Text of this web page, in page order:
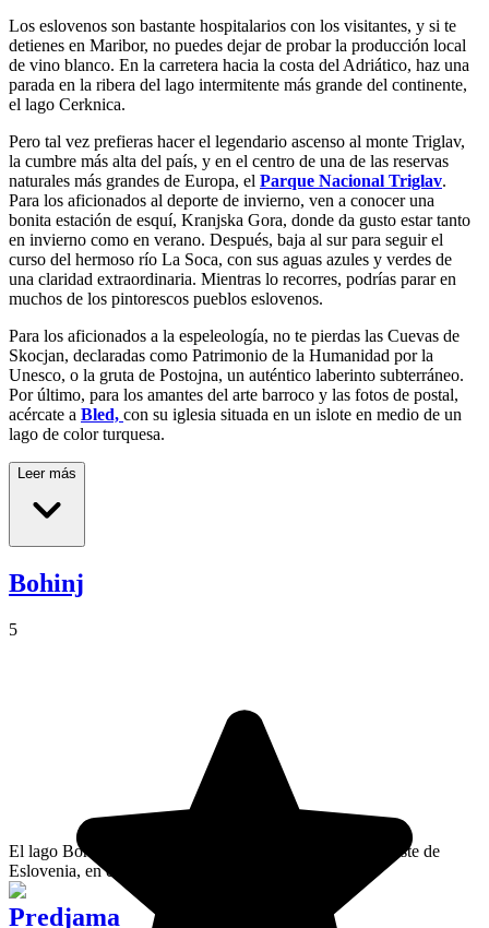
Los eslovenos son bastante hospitalarios con los visitantes, y si te
detienes en Maribor, no puedes dejar de probar la producción local
de vino blanco. En la carretera hacia la costa del Adriático, haz una
parada en la ribera del lago intermitente más grande del continente,
el lago Cerknica.
Pero tal vez prefieras hacer el legendario ascenso al monte Triglav,
la cumbre más alta del país, y en el centro de una de las reservas
naturales más grandes de Europa, el Parque Nacional Triglav.
Para los aficionados al deporte de invierno, ven a conocer una
bonita estación de esquí, Kranjska Gora, donde da gusto estar tanto
en invierno como en verano. Después, baja al sur para seguir el
curso del hermoso río La Soca, con sus aguas azules y verdes de
una claridad extraordinaria. Mientras lo recorres, podrías parar en
muchos de los pintorescos pueblos eslovenos.
Para los aficionados a la espeleología, no te pierdas las Cuevas de
Skocjan, declaradas como Patrimonio de la Humanidad por la
Unesco, o la gruta de Postojna, un auténtico laberinto subterráneo.
Por último, para los amantes del arte barroco y las fotos de postal,
acércate a Bled, con su iglesia situada en un islote en medio de un
lago de color turquesa.
Leer más
Bohinj
5
El lago Bohinj es el mayor lago del país, situado al noroeste de
Eslovenia, en el parque nacional de Triglav.
Predjama